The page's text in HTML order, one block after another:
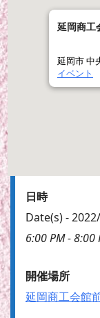
延岡商工
延岡市 中
イベント
日時
Date(s) -
6:00 PM - 8:00
開催場所
延岡商工会館